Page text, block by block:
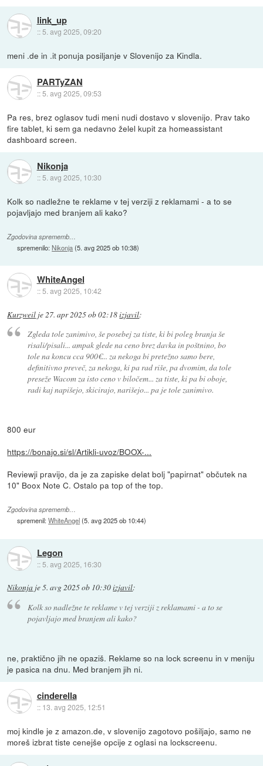
link_up
:: 5. avg 2025, 09:20
meni .de in .it ponuja posiljanje v Slovenijo za Kindla.
PARTyZAN
::5. avg 2025, 09:53
Pa res, brez oglasov tudi meni nudi dostavo v slovenijo. Prav tako
fire tablet, ki sem ga nedavno želel kupit za homeassistant
dashboard screen.
Nikonja
:: 5. avg 2025, 10:30
Kolk so nadležne te reklame v tej verziji z reklamami - a to se
pojavljajo med branjem ali kako?
Zgodovina sprememb…
spremenilo:Nikonja(5. avg 2025 ob 10:38)
WhiteAngel
::5. avg 2025, 10:42
Kurzweil je27. apr 2025 ob 02:18izjavil:
Zgleda tole zanimivo, še posebej za tiste, ki bi poleg branja še
risali/pisali... ampak glede na ceno brez davka in poštnino, bo
tole na koncu cca 900€... za nekoga bi pretežno samo bere,
definitivno preveč, za nekoga, ki pa rad riše, pa dvomim, da tole
preseže Wacom za isto ceno v biločem... za tiste, ki pa bi oboje,
radi kaj napišejo, skicirajo, narišejo... pa je tole zanimivo.
800 eur
https://bonajo.si/sl/Artikli-uvoz/BOOX-...
Reviewji pravijo, da je za zapiske delat bolj "papirnat" občutek na
10" Boox Note C. Ostalo pa top of the top.
Zgodovina sprememb…
spremenil:WhiteAngel(5. avg 2025 ob 10:44)
Legon
:: 5. avg 2025, 16:30
Nikonja je5. avg 2025 ob 10:30izjavil:
Kolk so nadležne te reklame v tej verziji z reklamami - a to se
pojavljajo med branjem ali kako?
ne, praktično jih ne opaziš. Reklame so na lock screenu in v meniju
je pasica na dnu. Med branjem jih ni.
cinderella
:: 13. avg 2025, 12:51
moj kindle je z amazon.de, v slovenijo zagotovo pošiljajo, samo ne
moreš izbrat tiste cenejše opcije z oglasi na lockscreenu.